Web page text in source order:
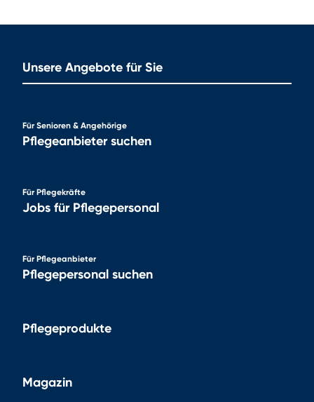
Unsere Angebote für Sie
Für Senioren & Angehörige
Pflegeanbieter suchen
Für Pflegekräfte
Jobs für Pflegepersonal
Für Pflegeanbieter
Pflegepersonal suchen
Pflegeprodukte
Magazin